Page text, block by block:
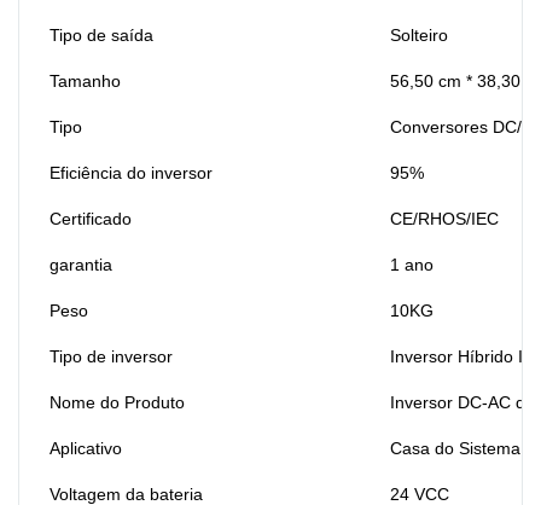
Tipo de saída Solteiro
Tamanho 56,50 cm * 38,30
Tipo Conversores DC/
Eficiência do inversor 95%
Certificado CE/RHOS/IEC
garantia 1 ano
Peso 10KG
Tipo de inversor Inversor Híbrido
Nome do Produto Inversor DC-AC
Aplicativo Casa do Sistema
Voltagem da bateria 24 VCC